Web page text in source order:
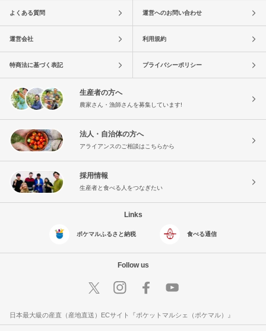
よくある質問 運営へのお問い合わせ
運営会社 利用規約
特商法に基づく表記 プライバシーポリシー
生産者の方へ
農家さん・漁師さんを募集しています!
法人・自治体の方へ
アライアンスのご相談はこちらから
採用情報
生産者と食べる人をつなぎたい
Links
ポケマルふるさと納税 食べる通信
Follow us
日本最大級の産直（産地直送）ECサイト『ポケットマルシェ（ポケマル）』